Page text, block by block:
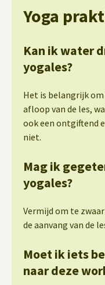
Yoga
Kan ik water
yogales?
Het is belangrijk
afloop van de les,
ook een ontgiftend
niet.
Mag ik
yogales?
Vermijd om te
de aanvang van de
Moet ik iets
naar deze